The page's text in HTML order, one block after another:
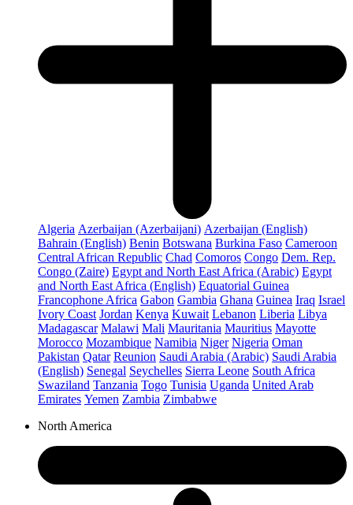
Algeria Azerbaijan (Azerbaijani) Azerbaijan (English)
Bahrain (English) Benin Botswana Burkina Faso Cameroon
Central African Republic Chad Comoros Congo Dem. Rep.
Congo (Zaire) Egypt and North East Africa (Arabic) Egypt
and North East Africa (English) Equatorial Guinea
Francophone Africa Gabon Gambia Ghana Guinea Iraq Israel
Ivory Coast Jordan Kenya Kuwait Lebanon Liberia Libya
Madagascar Malawi Mali Mauritania Mauritius Mayotte
Morocco Mozambique Namibia Niger Nigeria Oman
Pakistan Qatar Reunion Saudi Arabia (Arabic) Saudi Arabia
(English) Senegal Seychelles Sierra Leone South Africa
Swaziland Tanzania Togo Tunisia Uganda United Arab
Emirates Yemen Zambia Zimbabwe
North America